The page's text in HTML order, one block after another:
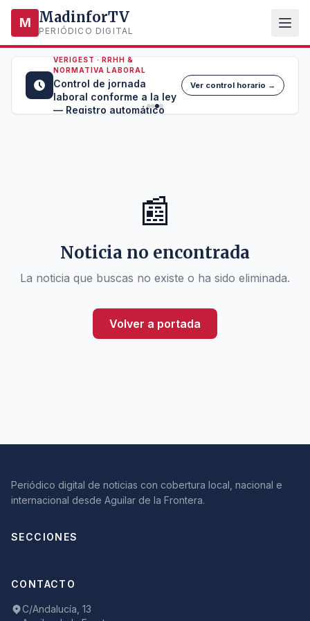
M MadinforTV
PERIÓDICO DIGITAL
VERIGEST · RRHH &
NORMATIVA LABORAL
Control de jornada
laboral conforme a la ley
— Registro automático
Ver control horario →
📰
Noticia no encontrada
La noticia que buscas no existe o ha sido eliminada.
Volver a portada
Periódico digital de noticias con cobertura local, nacional e
internacional desde Aguilar de la Frontera.
SECCIONES
CONTACTO
C/Andalucía, 13